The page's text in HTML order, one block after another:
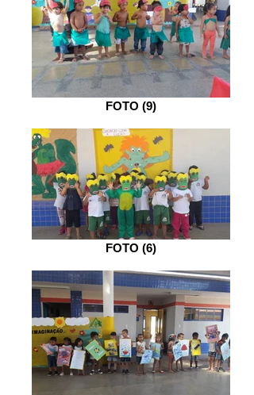
FOTO (9)
FOTO (6)